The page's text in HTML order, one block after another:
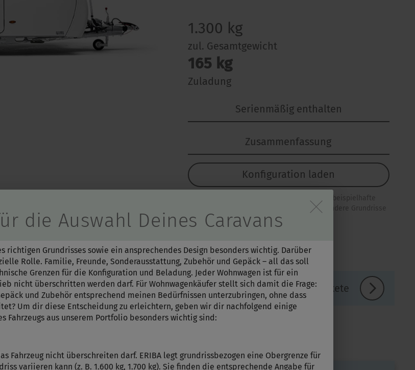
1.300 kg
zul. Gesamtgewicht
165 kg
Zuladung
Serienmäßig enthalten
Zusammenfassung
Konfiguration laden
Bitte beachten Sie, dass es sich um eine beispielhafte
Außenaufnahme dieser Baureihe handelt. Andere Grundrisse
können abweichen. Abbildung kann zum Teil
Sonderausstattung enthalten.
Schritt 1 / 10
GRUNDRISS Linien / Pakete
der Button zum Akzeptieren der Hinweise
die Auswahl Deines Caravans
richtigen Grundrisses sowie ein ansprechendes Design besonders wichtig. Darüber
Rolle. Familie, Freunde, Sonderausstattung, Zubehör und Gepäck – all das soll
Grenzen für die Konfiguration und Beladung. Jeder Wohnwagen ist für ein
nicht überschritten werden darf. Für Wohnwagenkäufer stellt sich damit die Frage:
und Zubehör entsprechend meinen Bedürfnissen unterzubringen, ohne dass
Um dir diese Entscheidung zu erleichtern, geben wir dir nachfolgend einige
Fahrzeugs aus unserem Portfolio besonders wichtig sind:
Fahrzeug nicht überschreiten darf. ERIBA legt grundrissbezogen eine Obergrenze für
variieren kann (z. B. 1.600 kg, 1.700 kg). Sie finden die entsprechende Angabe für